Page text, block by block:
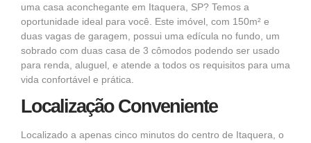
uma casa aconchegante em Itaquera, SP? Temos a
oportunidade ideal para você. Este imóvel, com 150m² e
duas vagas de garagem, possui uma edícula no fundo, um
sobrado com duas casa de 3 cômodos podendo ser usado
para renda, aluguel, e atende a todos os requisitos para uma
vida confortável e prática.
Localização Conveniente
Localizado a apenas cinco minutos do centro de Itaquera, o